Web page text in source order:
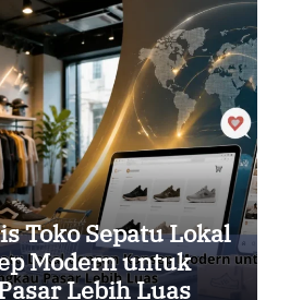
Toko Sepatu Lokal
Modern untuk
Lebih Luas